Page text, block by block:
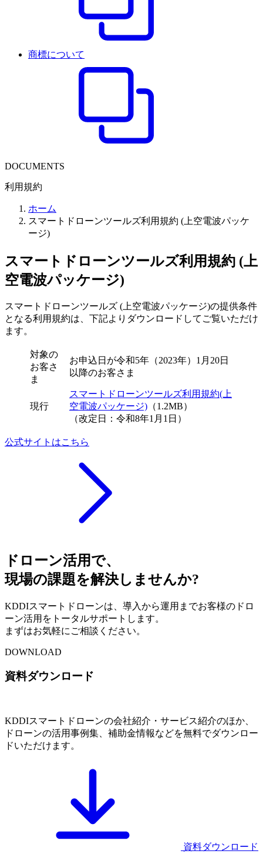
商標について
DOCUMENTS
利用規約
ホーム
スマートドローンツールズ利用規約 (上空電波パッケ
ージ)
スマートドローンツールズ利用規約 (上
空電波パッケージ)
スマートドローンツールズ (上空電波パッケージ)の提供条件
となる利用規約は、下記よりダウンロードしてご覧いただけ
ます。
対象の
お客さ
ま
お申込日が令和5年（2023年）1月20日
以降のお客さま
現行
スマートドローンツールズ利用規約(上
空電波パッケージ) （1.2MB）
（改定日：令和8年1月1日）
公式サイトはこちら
ドローン活用で、
現場の課題を解決しませんか?
KDDIスマートドローンは、導入から運用までお客様のドロ
ーン活用をトータルサポートします。
まずはお気軽にご相談ください。
DOWNLOAD
資料ダウンロード
KDDIスマートドローンの会社紹介・サービス紹介のほか、
ドローンの活用事例集、補助金情報などを無料でダウンロー
ドいただけます。
資料ダウンロード